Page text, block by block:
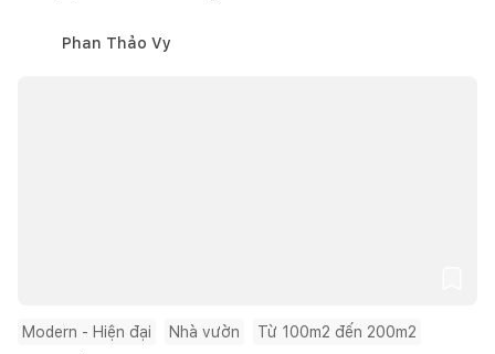
Phan Thảo Vy
Modern - Hiện đại Nhà vườn Từ 100m2 đến 200m2